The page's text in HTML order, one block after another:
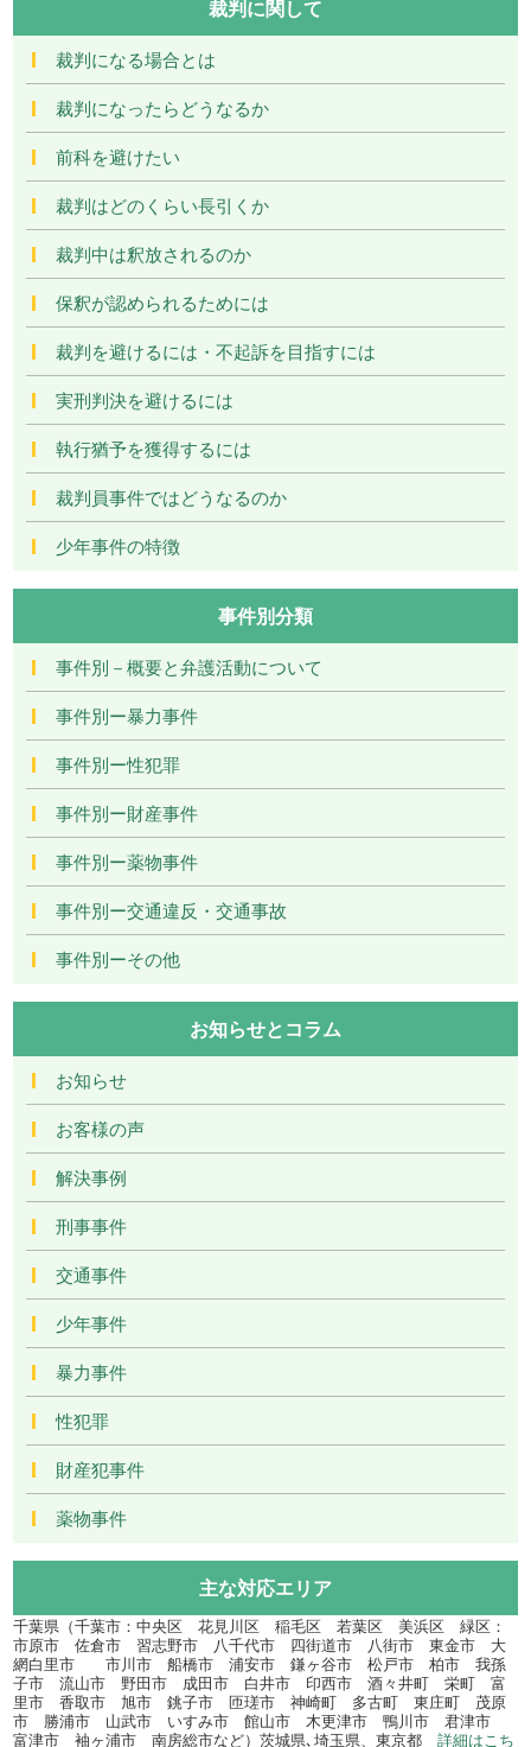
裁判に関して
裁判になる場合とは
裁判になったらどうなるか
前科を避けたい
裁判はどのくらい長引くか
裁判中は釈放されるのか
保釈が認められるためには
裁判を避けるには・不起訴を目指すには
実刑判決を避けるには
執行猶予を獲得するには
裁判員事件ではどうなるのか
少年事件の特徴
事件別分類
事件別－概要と弁護活動について
事件別ー暴力事件
事件別ー性犯罪
事件別ー財産事件
事件別ー薬物事件
事件別ー交通違反・交通事故
事件別ーその他
お知らせとコラム
お知らせ
お客様の声
解決事例
刑事事件
交通事件
少年事件
暴力事件
性犯罪
財産犯事件
薬物事件
主な対応エリア
千葉県（千葉市：中央区 花見川区 稲毛区 若葉区 美浜区 緑区：
市原市 佐倉市 習志野市 八千代市 四街道市 八街市 東金市 大
網白里市 市川市 船橋市 浦安市 鎌ヶ谷市 松戸市 柏市 我孫
子市 流山市 野田市 成田市 白井市 印西市 酒々井町 栄町 富
里市 香取市 旭市 銚子市 匝瑳市 神崎町 多古町 東庄町 茂原
市 勝浦市 山武市 いすみ市 館山市 木更津市 鴨川市 君津市
富津市 袖ヶ浦市 南房総市など）茨城県､埼玉県、東京都詳細はこち